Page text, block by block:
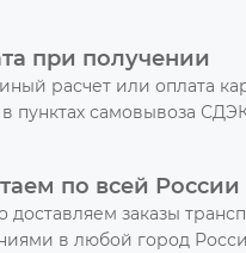
при получении
расчет или оплата
в пунктах самовывоза
по всей России
доставляем заказы
в любой город